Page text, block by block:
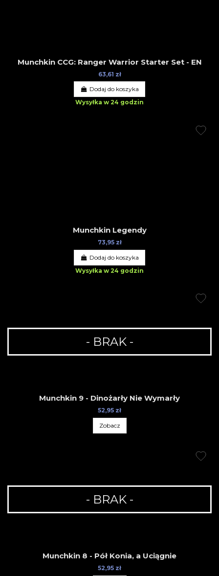
Munchkin CCG: Ranger Warrior Starter Set - EN
63,61 zł
Dodaj do koszyka
Wysyłka w 24 godzin
Munchkin Legendy
73,95 zł
Dodaj do koszyka
Wysyłka w 24 godzin
- BRAK -
Munchkin 9 - Dinożarły Nie Wymarły
52,95 zł
Zobacz
- BRAK -
Munchkin 8 - Pół Konia, a Uciągnie
52,95 zł